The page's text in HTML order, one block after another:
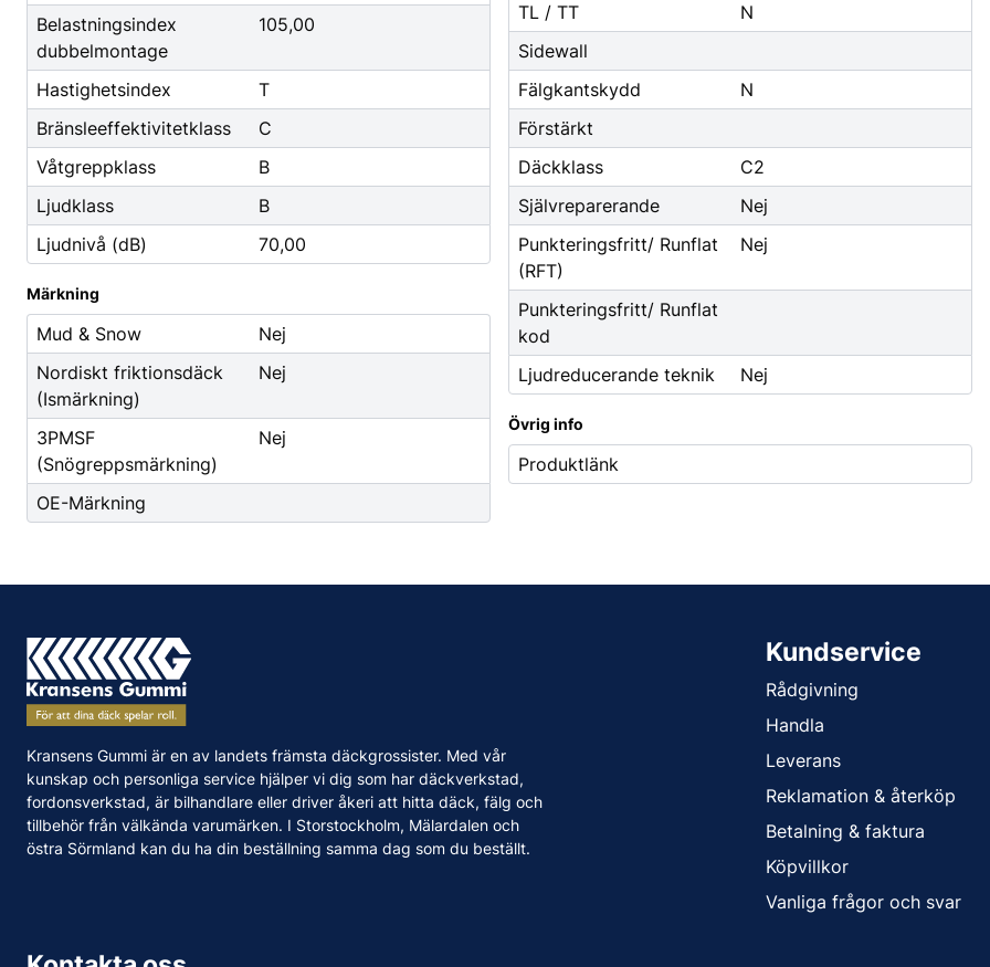
Belastningsindex
dubbelmontage
105,00
Hastighetsindex
T
Bränsleeffektivitetklass
C
Våtgreppklass
B
Ljudklass
B
Ljudnivå (dB)
70,00
Märkning
Mud & Snow
Nej
Nordiskt friktionsdäck
(Ismärkning)
Nej
3PMSF
(Snögreppsmärkning)
Nej
OE-Märkning
TL / TT
N
Sidewall
Fälgkantskydd
N
Förstärkt
Däckklass
C2
Självreparerande
Nej
Punkteringsfritt/ Runflat
(RFT)
Nej
Punkteringsfritt/ Runflat
kod
Ljudreducerande teknik
Nej
Övrig info
Produktlänk
Kransens Gummi är en av landets främsta däckgrossister. Med vår
kunskap och personliga service hjälper vi dig som har däckverkstad,
fordonsverkstad, är bilhandlare eller driver åkeri att hitta däck, fälg och
tillbehör från välkända varumärken. I Storstockholm, Mälardalen och
östra Sörmland kan du ha din beställning samma dag som du beställt.
Kundservice
Rådgivning
Handla
Leverans
Reklamation & återköp
Betalning & faktura
Köpvillkor
Vanliga frågor och svar